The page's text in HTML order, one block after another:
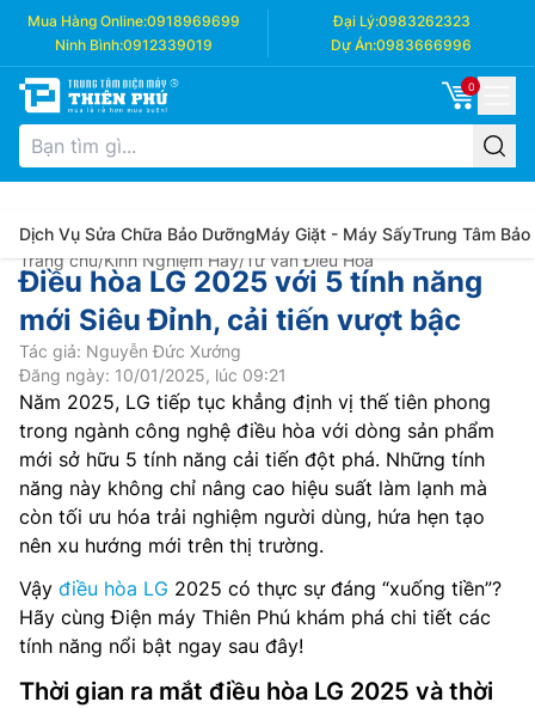
Mua Hàng Online:0918969699 Đại Lý:0983262323
Ninh Bình:0912339019 Dự Án:0983666996
0
Dịch Vụ Sửa Chữa Bảo DưỡngMáy Giặt - Máy SấyTrung Tâm Bảo
Trang chủ/Kinh Nghiệm Hay/Tư vấn Điều Hòa
Điều hòa LG 2025 với 5 tính năng
mới Siêu Đỉnh, cải tiến vượt bậc
Tác giả: Nguyễn Đức Xướng
Đăng ngày: 10/01/2025, lúc 09:21
Năm 2025, LG tiếp tục khẳng định vị thế tiên phong
trong ngành công nghệ điều hòa với dòng sản phẩm
mới sở hữu 5 tính năng cải tiến đột phá. Những tính
năng này không chỉ nâng cao hiệu suất làm lạnh mà
còn tối ưu hóa trải nghiệm người dùng, hứa hẹn tạo
nên xu hướng mới trên thị trường.
Vậy điều hòa LG 2025 có thực sự đáng “xuống tiền”?
Hãy cùng Điện máy Thiên Phú khám phá chi tiết các
tính năng nổi bật ngay sau đây!
Thời gian ra mắt điều hòa LG 2025 và thời